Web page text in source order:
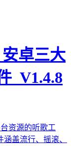
卓三大
_V1.4.8
资源的听歌工
盖流行、摇滚、